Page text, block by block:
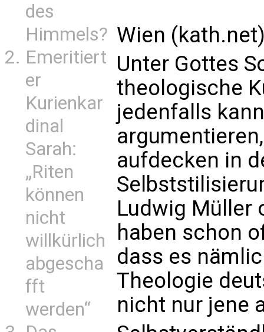
des
Himmels?
Emeritiert
er
Kurienkar
dinal
Sarah:
„Riten
können
nicht
willkürlich
abgescha
fft
werden“
Wien
Unter Gottes
theologische
jedenfalls
aufdecken in
Ludwig Müller
haben schon
dass es
Theologie
nicht nur jene